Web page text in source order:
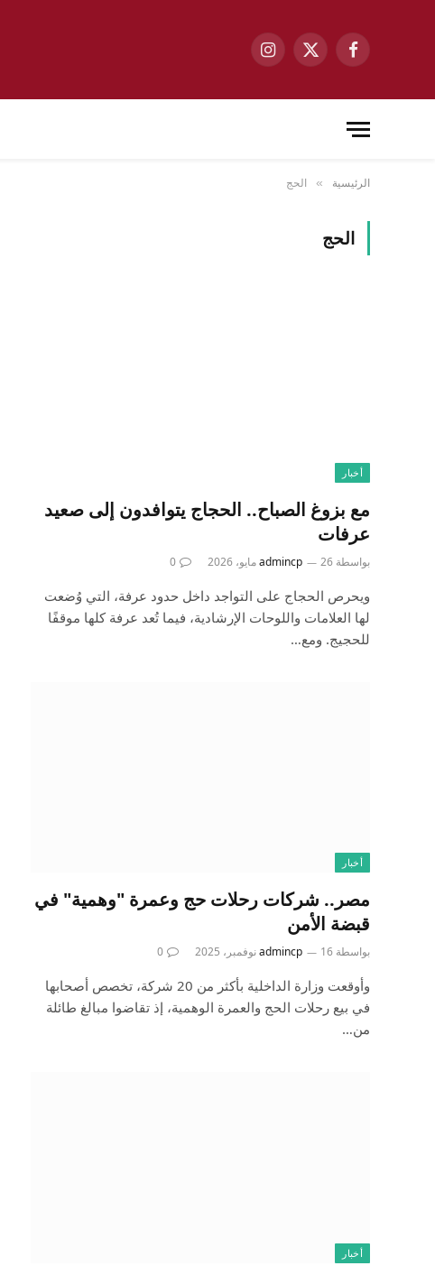
فيسبوكX
الانستغرام
الرئيسية » الحج
الحج
أخبار
مع بزوغ الصباح.. الحجاج يتوافدون إلى صعيد
عرفات
بواسطة admincp 26 مايو، 2026 0
ويحرص الحجاج على التواجد داخل حدود عرفة، التي وُضعت
لها العلامات واللوحات الإرشادية، فيما تُعد عرفة كلها موقفًا
للحجيج. ومع…
أخبار
مصر.. شركات رحلات حج وعمرة "وهمية" في
قبضة الأمن
بواسطة admincp 16 نوفمبر، 2025 0
وأوقعت وزارة الداخلية بأكثر من 20 شركة، تخصص أصحابها
في بيع رحلات الحج والعمرة الوهمية، إذ تقاضوا مبالغ طائلة
من…
أخبار